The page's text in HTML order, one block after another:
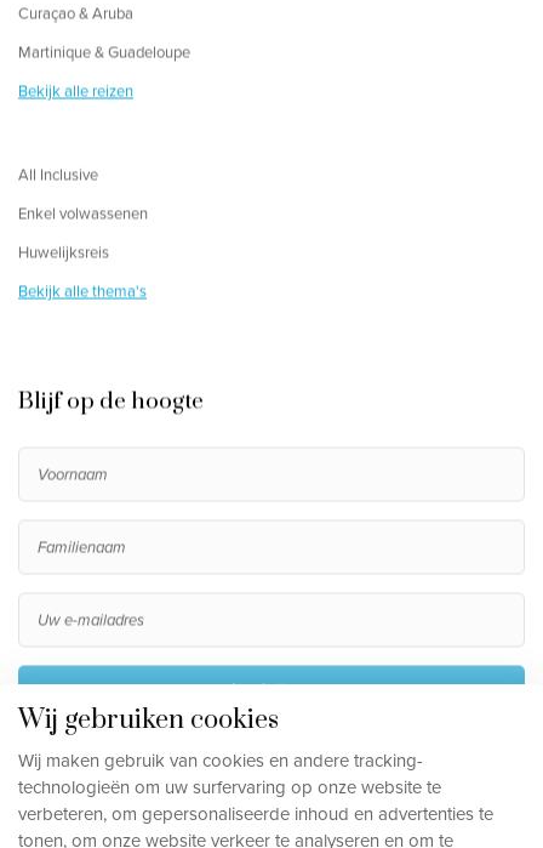
Wij gebruiken cookies
Wij maken gebruik van cookies en andere tracking-
technologieën om uw surfervaring op onze website te
verbeteren, om gepersonaliseerde inhoud en advertenties te
tonen, om onze website verkeer te analyseren en om te
Curaçao & Aruba
Martinique & Guadeloupe
Bekijk alle reizen
All Inclusive
Enkel volwassenen
Huwelijksreis
Bekijk alle thema's
Blijf op de hoogte
Inschrijven
Door me in te schrijven ga ik akkoord met het verwerken
van mijn persoonsgegevens, die beschreven staan in de
privacy disclaimer.